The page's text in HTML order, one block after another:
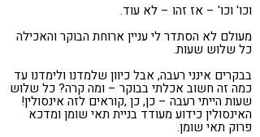
וכו' וכו' – אז זהו – לא עוד.
מעולם לא הסתדר לי עניין ארוחת הבוקר והאכילה
כל שלוש שעות.
בבקרים אינני רעבה, אבל כיוון שלמדנו ולימדנו עד
כמה זה חשוב אכלתי בבוקר – ומה קרה? כל שלוש
שעות הייתי רעבה – כן, כן ,קוראים לזה אינסולין!
האינסולין כידוע מעודד בניית תאי שומן ומדכא
פרוק תאי שומן.